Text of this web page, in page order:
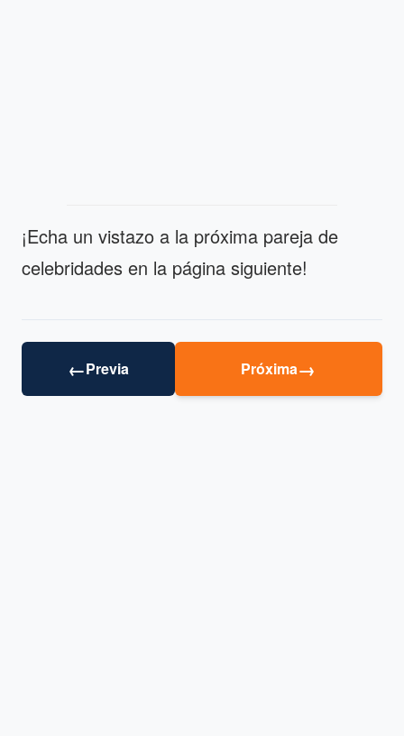
¡Echa un vistazo a la próxima pareja de
celebridades en la página siguiente!
←Previa Próxima→